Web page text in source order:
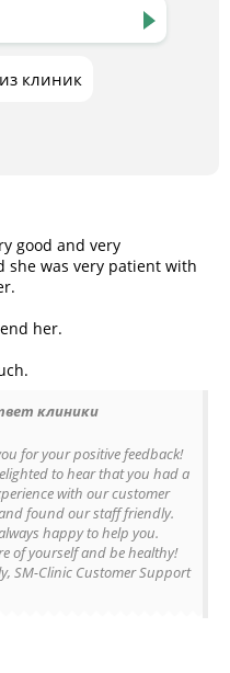
клиник
good and very
she was very patient with
her.
клиники
for your positive feedback!
to hear that you had a
with our customer
found our staff friendly.
happy to help you.
of yourself and be healthy!
SM-Clinic Customer Support